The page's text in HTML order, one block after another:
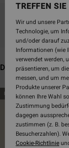
Bleib dabei,
Das könnte dir
Direkt
zu
Filterkriterien
springen
Überspringen
und
filtern
BRANDNEU
TREFFEN
Wir und unsere
Technologie, um
und/oder darauf
Informationen (wie
verwendet werden,
präsentieren, um
messen, und um
Produkte unserer
können Ihre Wahl
Zustimmung
dagegen
zustimmen (z. B.
Besucherzahlen).
Cookie-Richtlinie